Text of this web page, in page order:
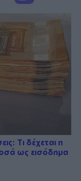
Τι δέχεται η
ως εισόδημα